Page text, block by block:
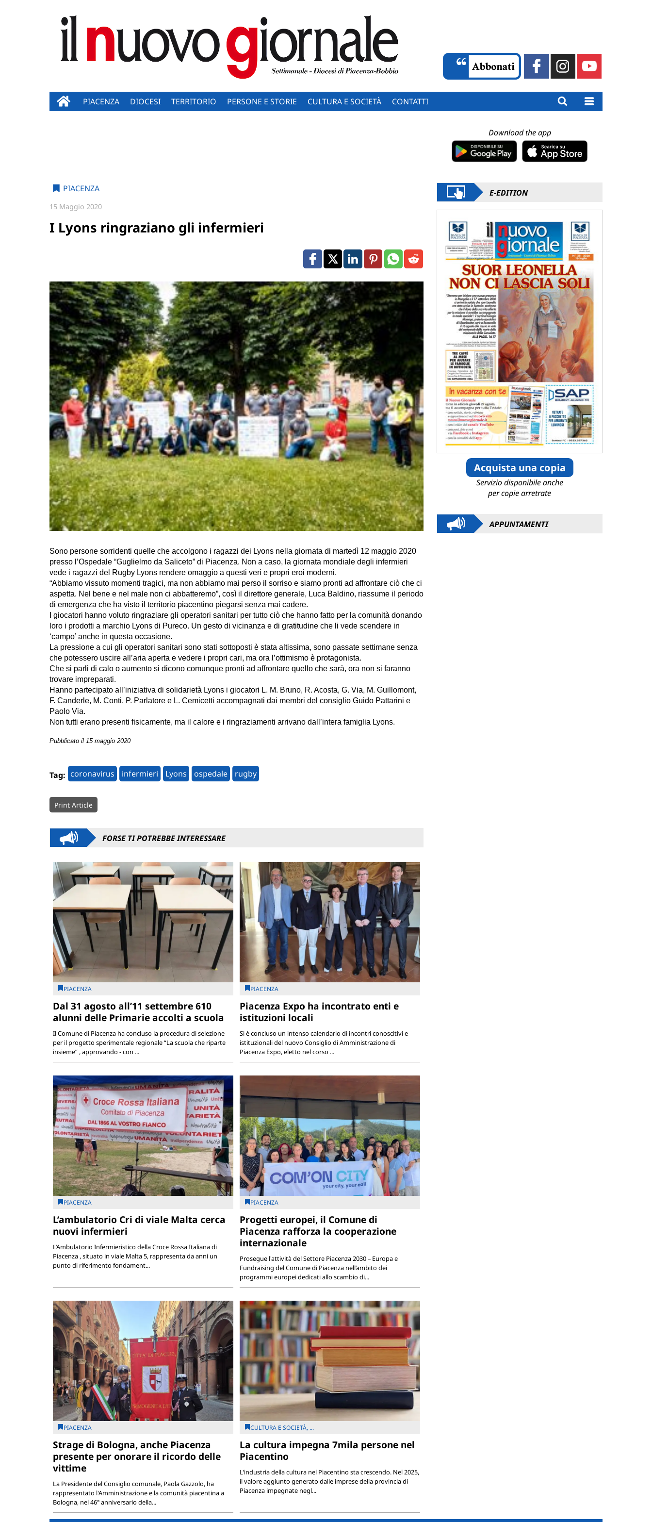
PIACENZA DIOCESI TERRITORIO PERSONE E STORIE CULTURA E SOCIETÀ CONTATTI
PIACENZA
15 Maggio 2020
I Lyons ringraziano gli infermieri
Sono persone sorridenti quelle che accolgono i ragazzi dei Lyons nella giornata di martedì 12 maggio 2020
presso l’Ospedale “Guglielmo da Saliceto” di Piacenza. Non a caso, la giornata mondiale degli infermieri
vede i ragazzi del Rugby Lyons rendere omaggio a questi veri e propri eroi moderni.
“Abbiamo vissuto momenti tragici, ma non abbiamo mai perso il sorriso e siamo pronti ad affrontare ciò che ci
aspetta. Nel bene e nel male non ci abbatteremo”, così il direttore generale, Luca Baldino, riassume il periodo
di emergenza che ha visto il territorio piacentino piegarsi senza mai cadere.
I giocatori hanno voluto ringraziare gli operatori sanitari per tutto ciò che hanno fatto per la comunità donando
loro i prodotti a marchio Lyons di Pureco. Un gesto di vicinanza e di gratitudine che li vede scendere in
‘campo’ anche in questa occasione.
La pressione a cui gli operatori sanitari sono stati sottoposti è stata altissima, sono passate settimane senza
che potessero uscire all’aria aperta e vedere i propri cari, ma ora l’ottimismo è protagonista.
Che si parli di calo o aumento si dicono comunque pronti ad affrontare quello che sarà, ora non si faranno
trovare impreparati.
Hanno partecipato all’iniziativa di solidarietà Lyons i giocatori L. M. Bruno, R. Acosta, G. Via, M. Guillomont,
F. Canderle, M. Conti, P. Parlatore e L. Cemicetti accompagnati dai membri del consiglio Guido Pattarini e
Paolo Via.
Non tutti erano presenti fisicamente, ma il calore e i ringraziamenti arrivano dall’intera famiglia Lyons.
Pubblicato il 15 maggio 2020
Tag: coronavirus infermieri Lyons ospedale rugby
Print Article
FORSE TI POTREBBE INTERESSARE
PIACENZA
Dal 31 agosto all’11 settembre 610
alunni delle Primarie accolti a scuola
Il Comune di Piacenza ha concluso la procedura di selezione
per il progetto sperimentale regionale “La scuola che riparte
insieme” , approvando - con ...
PIACENZA
Piacenza Expo ha incontrato enti e
istituzioni locali
Si è concluso un intenso calendario di incontri conoscitivi e
istituzionali del nuovo Consiglio di Amministrazione di
Piacenza Expo, eletto nel corso ...
PIACENZA
L’ambulatorio Cri di viale Malta cerca
nuovi infermieri
L’Ambulatorio Infermieristico della Croce Rossa Italiana di
Piacenza , situato in viale Malta 5, rappresenta da anni un
punto di riferimento fondament...
PIACENZA
Progetti europei, il Comune di
Piacenza rafforza la cooperazione
internazionale
Prosegue l'attività del Settore Piacenza 2030 – Europa e
Fundraising del Comune di Piacenza nell’ambito dei
programmi europei dedicati allo scambio di...
PIACENZA
Strage di Bologna, anche Piacenza
presente per onorare il ricordo delle
vittime
La Presidente del Consiglio comunale, Paola Gazzolo, ha
rappresentato l'Amministrazione e la comunità piacentina a
Bologna, nel 46° anniversario della...
CULTURA E SOCIETÀ, ...
La cultura impegna 7mila persone nel
Piacentino
L'industria della cultura nel Piacentino sta crescendo. Nel 2025,
il valore aggiunto generato dalle imprese della provincia di
Piacenza impegnate negl...
Download the app
E-EDITION
Acquista una copia
Servizio disponibile anche
per copie arretrate
APPUNTAMENTI